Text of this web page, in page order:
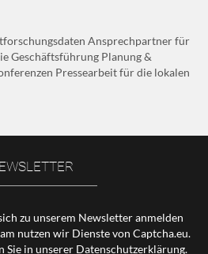
Ansprechpartner für
Geschäftsführung Planung &
Pressearbeit für die lokalen
zu unserem Newsletter anmelden
nutzen wir Dienste von Captcha.eu.
Sie in unserer Datenschutzerklärung.